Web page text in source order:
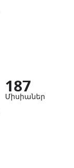
187
Միսիաներ